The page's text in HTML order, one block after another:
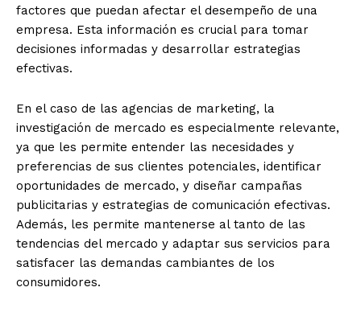
factores que puedan afectar el desempeño de una
empresa. Esta información es crucial para tomar
decisiones informadas y desarrollar estrategias
efectivas.
En el caso de las agencias de marketing, la
investigación de mercado es especialmente relevante,
ya que les permite entender las necesidades y
preferencias de sus clientes potenciales, identificar
oportunidades de mercado, y diseñar campañas
publicitarias y estrategias de comunicación efectivas.
Además, les permite mantenerse al tanto de las
tendencias del mercado y adaptar sus servicios para
satisfacer las demandas cambiantes de los
consumidores.